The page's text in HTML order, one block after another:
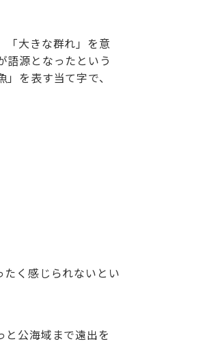
「大きな群れ」を意
語源となったという
を表す当て字で、
たく感じられないとい
と公海域まで遠出を